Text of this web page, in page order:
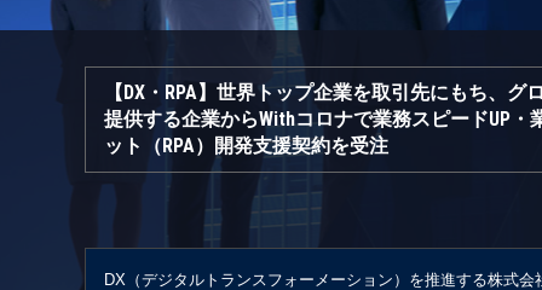
【DX・RPA】世界トップ企業を取引先にもち、
提供する企業からWithコロナで業務スピードUP
ット（RPA）開発支援契約を受注
DX（デジタルトランスフォーメーション）を推進する株式